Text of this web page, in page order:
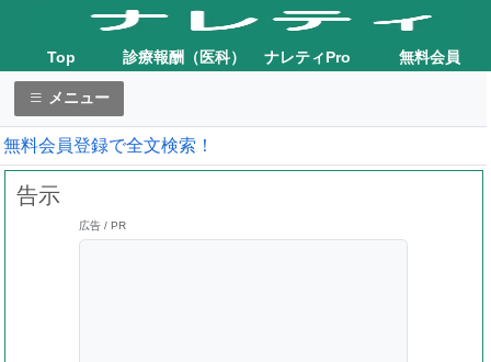
Top 診療報酬（医科） ナレティPro 無料会員
メニュー
無料会員登録で全文検索！
告示
広告 / PR